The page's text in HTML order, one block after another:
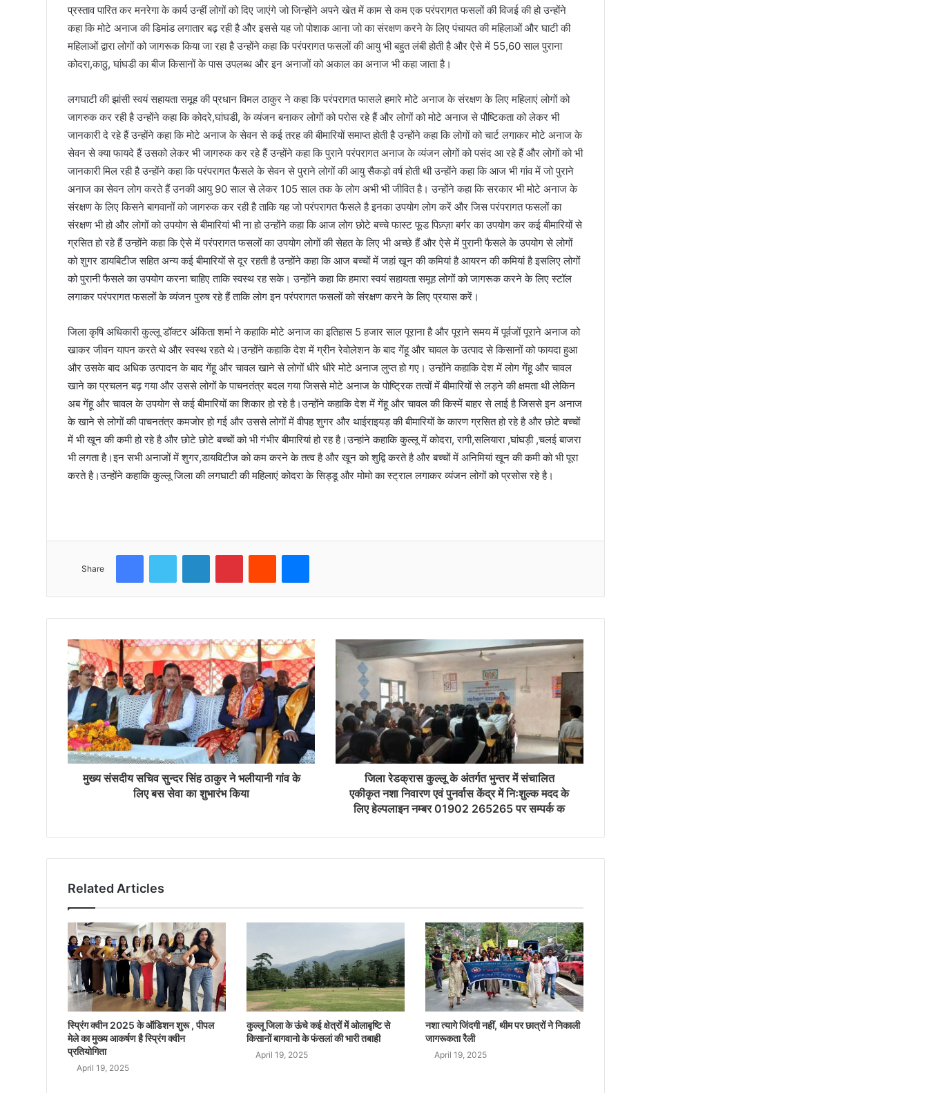
प्रस्ताव पारित कर मनरेगा के कार्य उन्हीं लोगों को दिए जाएंगे जो जिन्होंने अपने खेत में काम से कम एक परंपरागत फसलों की विजई की हो उन्होंने
कहा कि मोटे अनाज की डिमांड लगातार बढ़ रही है और इससे यह जो पोशाक आना जो का संरक्षण करने के लिए पंचायत की महिलाओं और घाटी की
महिलाओं द्वारा लोगों को जागरूक किया जा रहा है उन्होंने कहा कि परंपरागत फसलों की आयु भी बहुत लंबी होती है और ऐसे में 55,60 साल पुराना
कोदरा,काठु, घांघडी का बीज किसानों के पास उपलब्ध और इन अनाजों को अकाल का अनाज भी कहा जाता है।
लगघाटी की झांसी स्वयं सहायता समूह की प्रधान विमल ठाकुर ने कहा कि परंपरागत फासले हमारे मोटे अनाज के संरक्षण के लिए महिलाएं लोगों को
जागरुक कर रही है उन्होंने कहा कि कोदरे,घांघडी, के व्यंजन बनाकर लोगों को परोस रहे हैं और लोगों को मोटे अनाज से पौष्टिकता को लेकर भी
जानकारी दे रहे हैं उन्होंने कहा कि मोटे अनाज के सेवन से कई तरह की बीमारियों समाप्त होती है उन्होंने कहा कि लोगों को चार्ट लगाकर मोटे अनाज के
सेवन से क्या फायदे हैं उसको लेकर भी जागरुक कर रहे हैं उन्होंने कहा कि पुराने परंपरागत अनाज के व्यंजन लोगों को पसंद आ रहे हैं और लोगों को भी
जानकारी मिल रही है उन्होंने कहा कि परंपरागत फैसले के सेवन से पुराने लोगों की आयु सैकड़ो वर्ष होती थी उन्होंने कहा कि आज भी गांव में जो पुराने
अनाज का सेवन लोग करते हैं उनकी आयु 90 साल से लेकर 105 साल तक के लोग अभी भी जीवित है। उन्होंने कहा कि सरकार भी मोटे अनाज के
संरक्षण के लिए किसने बागवानों को जागरुक कर रही है ताकि यह जो परंपरागत फैसले है इनका उपयोग लोग करें और जिस परंपरागत फसलों का
संरक्षण भी हो और लोगों को उपयोग से बीमारियां भी ना हो उन्होंने कहा कि आज लोग छोटे बच्चे फास्ट फूड पिज़्ज़ा बर्गर का उपयोग कर कई बीमारियों से
ग्रसित हो रहे हैं उन्होंने कहा कि ऐसे में परंपरागत फसलों का उपयोग लोगों की सेहत के लिए भी अच्छे हैं और ऐसे में पुरानी फैसले के उपयोग से लोगों
को शुगर डायबिटीज सहित अन्य कई बीमारियों से दूर रहती है उन्होंने कहा कि आज बच्चों में जहां खून की कमियां है आयरन की कमियां है इसलिए लोगों
को पुरानी फैसले का उपयोग करना चाहिए ताकि स्वस्थ रह सके। उन्होंने कहा कि हमारा स्वयं सहायता समूह लोगों को जागरूक करने के लिए स्टॉल
लगाकर परंपरागत फसलों के व्यंजन पुरुष रहे हैं ताकि लोग इन परंपरागत फसलों को संरक्षण करने के लिए प्रयास करें।
जिला कृषि अधिकारी कुल्लू डॉक्टर अंकिता शर्मा ने कहाकि मोटे अनाज का इतिहास 5 हजार साल पूराना है और पूराने समय में पूर्वजों पूराने अनाज को
खाकर जीवन यापन करते थे और स्वस्थ रहते थे।उन्होंने कहाकि देश में ग्रीन रेवोलेशन के बाद गेंहू और चावल के उत्पाद से किसानों को फायदा हुआ
और उसके बाद अधिक उत्पादन के बाद गेंहू और चावल खाने से लोगों धीरे धीरे मोटे अनाज लुप्त हो गए। उन्होंने कहाकि देश में लोग गेंहू और चावल
खाने का प्रचलन बढ़ गया और उससे लोगों के पाचनतंत्र बदल गया जिससे मोटे अनाज के पोष्ट्रिक तत्वों में बीमारियों से लड़ने की क्षमता थी लेकिन
अब गेंहू और चावल के उपयोग से कई बीमारियों का शिकार हो रहे है।उन्होंने कहाकि देश में गेंहू और चावल की किस्में बाहर से लाई है जिससे इन अनाज
के खाने से लोगों की पाचनतंत्र कमजाेर हो गई और उससे लोगों में वीपह शुगर और थाईराइयड़ की बीमारियों के कारण ग्रसित हो रहे है और छोटे बच्चों
में भी खून की कमी हो रहे है और छोटे छोटे बच्चों को भी गंभीर बीमारियां हो रह है।उन्हांने कहाकि कुल्लू में कोदरा, रागी,सलियारा ,घांघड़ी ,चलई बाजरा
भी लगता है।इन सभी अनाजों में शुगर,डायविटीज को कम करने के तत्व है और खून को शुद्वि करते है और बच्चों में अनिमियां खून की कमी को भी पूरा
करते है।उन्होंने कहाकि कुल्लू जिला की लगघाटी की महिलाएं कोदरा के सिड्डू और मोमो का स्ट्राल लगाकर व्यंजन लोगों को प्रसोस रहे है।
Share
मुख्य संसदीय सचिव सुन्दर सिंह ठाकुर ने भलीयानी गांव के
लिए बस सेवा का शुभारंभ किया
जिला रेडक्रास कुल्लू के अंतर्गत भुन्तर में संचालित
एकीकृत नशा निवारण एवं पुनर्वास केंद्र में निःशुल्क मदद के
लिए हेल्पलाइन नम्बर 01902 265265 पर सम्पर्क क
Related Articles
स्प्रिंग क्वीन 2025 के ऑडिशन शुरू , पीपल
मेले का मुख्य आकर्षण है स्प्रिंग क्वीन
प्रतियोगिता
April 19, 2025
कुल्लू जिला के ऊंचे कई क्षेत्रों में ओलाबृष्टि से
किसानों बागवानो के फंसलां की भारी तबाही
April 19, 2025
नशा त्यागे जिंदगी नहीं, थीम पर छात्रों ने निकाली
जागरूकता रैली
April 19, 2025